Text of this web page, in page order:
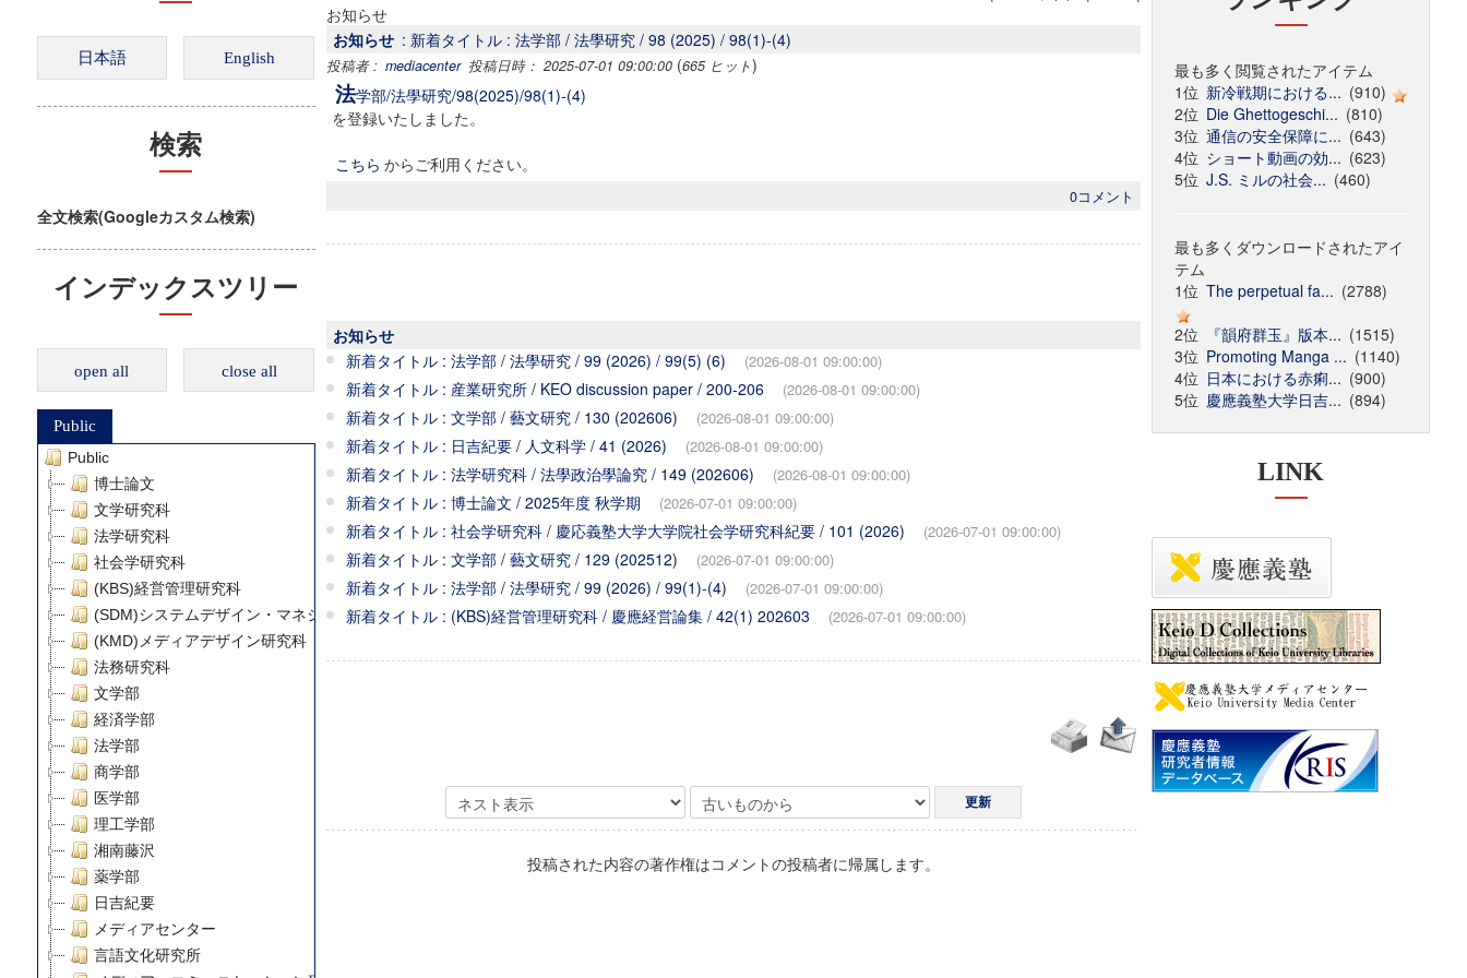
検索
全文検索(Googleカスタム検索)
インデックスツリー
open all close all
Public
Public
博士論文
文学研究科
法学研究科
社会学研究科
(KBS)経営管理研究科
(SDM)システムデザイン・マネジメント研究科
(KMD)メディアデザイン研究科
法務研究科
文学部
経済学部
法学部
商学部
医学部
理工学部
湘南藤沢
薬学部
日吉紀要
メディアセンター
言語文化研究所
お知らせ
お知らせ : 新着タイトル : 法学部 / 法學研究 / 98 (2025) / 98(1)-(4)
投稿者 : mediacenter 投稿日時： 2025-07-01 09:00:00(665 ヒット)
法学部/法學研究/98(2025)/98(1)-(4)
を登録いたしました。
こちら からご利用ください。
0コメント
お知らせ
新着タイトル : 法学部 / 法學研究 / 99 (2026) / 99(5) (6)
(2026-08-01 09:00:00)
新着タイトル : 産業研究所 / KEO discussion paper / 200-206 (2026-08-01 09:00:00)
新着タイトル : 文学部 / 藝文研究 / 130 (202606) (2026-08-01 09:00:00)
新着タイトル : 日吉紀要 / 人文科学 / 41 (2026) (2026-08-01 09:00:00)
新着タイトル : 法学研究科 / 法學政治學論究 / 149 (202606) (2026-08-01 09:00:00)
新着タイトル : 博士論文 / 2025年度 秋学期 (2026-07-01 09:00:00)
新着タイトル : 社会学研究科 / 慶応義塾大学大学院社会学研究科紀要 / 101 (2026) (2026-07-01 09:00:00)
新着タイトル : 文学部 / 藝文研究 / 129 (202512) (2026-07-01 09:00:00)
新着タイトル : 法学部 / 法學研究 / 99 (2026) / 99(1)-(4) (2026-07-01 09:00:00)
新着タイトル : (KBS)経営管理研究科 / 慶應経営論集 / 42(1) 202603 (2026-07-01 09:00:00)
投稿された内容の著作権はコメントの投稿者に帰属します。
最も多く閲覧されたアイテム
1位 新冷戦期における... (910)
2位 Die Ghettogeschi... (810)
3位 通信の安全保障に... (643)
4位 ショート動画の効... (623)
5位 J.S. ミルの社会... (460)
最も多くダウンロードされたアイ
テム
1位 The perpetual fa... (2788)
2位
『韻府群玉』版本... (1515)
3位 Promoting Manga ... (1140)
4位 日本における赤痢... (900)
5位 慶應義塾大学日吉... (894)
LINK